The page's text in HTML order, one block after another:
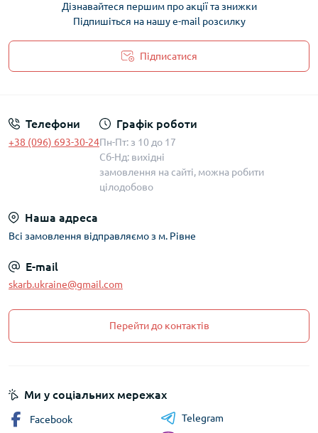
Дізнавайтеся першим про акції та знижки
Підпишіться на нашу e-mail розсилку
Підписатися
Телефони
+38 (096) 693-30-24
Графік роботи
Пн-Пт: з 10 до 17
Сб-Нд: вихідні
замовлення на сайті, можна робити
цілодобово
Наша адреса
Всі замовлення відправляємо з м. Рівне
E-mail
skarb.ukraine@gmail.com
Перейти до контактів
Ми у соціальних мережах
Facebook
Telegram